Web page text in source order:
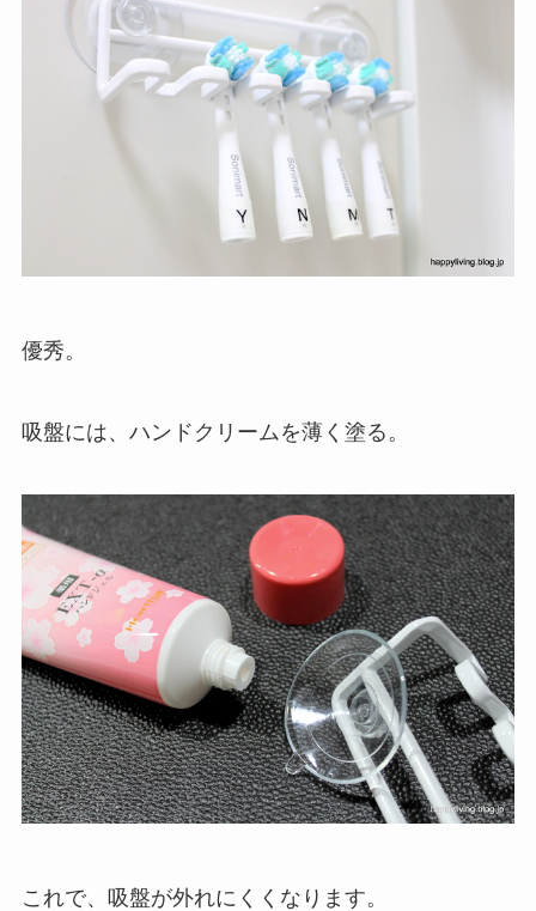
優秀。
吸盤には、ハンドクリームを薄く塗る。
これで、吸盤が外れにくくなります。